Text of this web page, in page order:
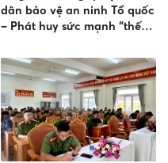
dân bảo vệ an ninh Tổ quốc
– Phát huy sức mạnh “thế
nghiệp bảo vệ an ninh, trật
tự